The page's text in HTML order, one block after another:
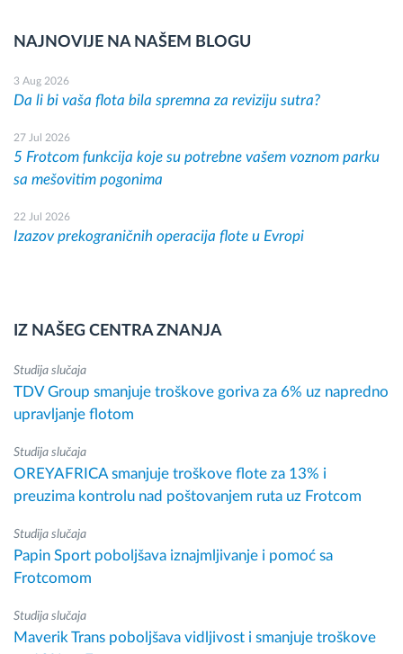
NAJNOVIJE NA NAŠEM BLOGU
3 Aug 2026
Da li bi vaša flota bila spremna za reviziju sutra?
27 Jul 2026
5 Frotcom funkcija koje su potrebne vašem voznom parku
sa mešovitim pogonima
22 Jul 2026
Izazov prekograničnih operacija flote u Evropi
IZ NAŠEG CENTRA ZNANJA
Studija slučaja
TDV Group smanjuje troškove goriva za 6% uz napredno
upravljanje flotom
Studija slučaja
OREYAFRICA smanjuje troškove flote za 13% i
preuzima kontrolu nad poštovanjem ruta uz Frotcom
Studija slučaja
Papin Sport poboljšava iznajmljivanje i pomoć sa
Frotcomom
Studija slučaja
Maverik Trans poboljšava vidljivost i smanjuje troškove